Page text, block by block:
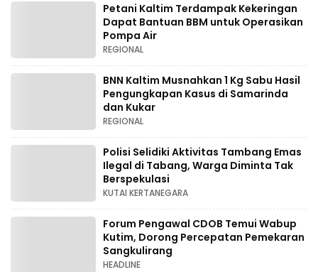
Petani Kaltim Terdampak Kekeringan
Dapat Bantuan BBM untuk Operasikan
Pompa Air
REGIONAL
BNN Kaltim Musnahkan 1 Kg Sabu Hasil
Pengungkapan Kasus di Samarinda
dan Kukar
REGIONAL
Polisi Selidiki Aktivitas Tambang Emas
Ilegal di Tabang, Warga Diminta Tak
Berspekulasi
KUTAI KERTANEGARA
Forum Pengawal CDOB Temui Wabup
Kutim, Dorong Percepatan Pemekaran
Sangkulirang
HEADLINE